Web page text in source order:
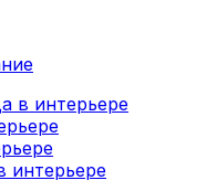
в интерьере
интерьере